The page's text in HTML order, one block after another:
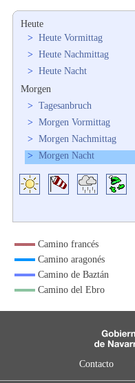
Heute
> Heute Vormittag
> Heute Nachmittag
> Heute Nacht
Morgen
> Tagesanbruch
> Morgen Vormittag
> Morgen Nachmittag
> Morgen Nacht
Camino francés
Camino aragonés
Camino de Baztán
Camino del Ebro
Contacto